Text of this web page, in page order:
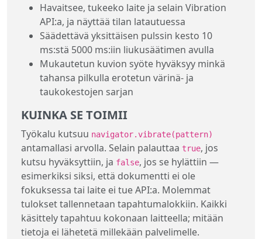
Havaitsee, tukeeko laite ja selain Vibration
API:a, ja näyttää tilan latautuessa
Säädettävä yksittäisen pulssin kesto 10
ms:stä 5000 ms:iin liukusäätimen avulla
Mukautetun kuvion syöte hyväksyy minkä
tahansa pilkulla erotetun värinä- ja
taukokestojen sarjan
KUINKA SE TOIMII
Työkalu kutsuu navigator.vibrate(pattern)
antamallasi arvolla. Selain palauttaa true, jos
kutsu hyväksyttiin, ja false, jos se hylättiin —
esimerkiksi siksi, että dokumentti ei ole
fokuksessa tai laite ei tue API:a. Molemmat
tulokset tallennetaan tapahtumalokkiin. Kaikki
käsittely tapahtuu kokonaan laitteella; mitään
tietoja ei lähetetä millekään palvelimelle.